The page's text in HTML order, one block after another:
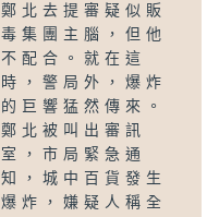
鄭北去提審疑似販
毒集團主腦，但他
不配合。就在這
時，警局外，爆炸
的巨響猛然傳來。
鄭北被叫出審訊
室，市局緊急通
知，城中百貨發生
爆炸，嫌疑人稱全